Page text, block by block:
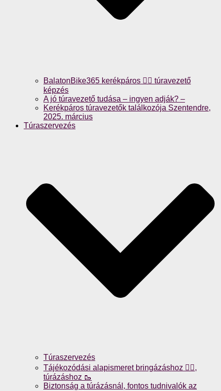
BalatonBike365 kerékpáros 🚴‍♀️ túravezető
képzés
A jó túravezető tudása – ingyen adják? –
Kerékpáros túravezetők találkozója Szentendre,
2025. március
Túraszervezés
Túraszervezés
Tájékozódási alapismeret bringázáshoz 🚴‍♀️,
túrázáshoz 🥾
Biztonság a túrázásnál, fontos tudnivalók az